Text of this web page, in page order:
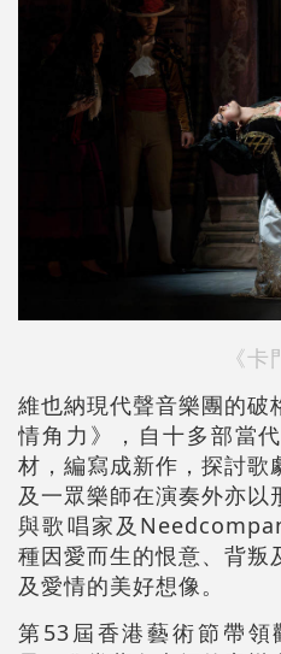
《卡
維也納現代聲音樂團的破
情角力》，自十多部當
材，編寫成新作，探討歌
及一眾樂師在演奏外亦以
與歌唱家及
種因愛而生的恨意、背叛
及愛情的美好想像。
第53屆香港藝術節帶